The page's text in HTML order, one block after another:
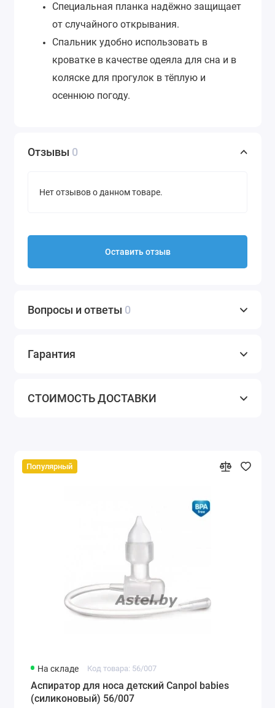
Специальная планка надёжно защищает
от случайного открывания.
Спальник удобно использовать в
кроватке в качестве одеяла для сна и в
коляске для прогулок в тёплую и
осеннюю погоду.
Отзывы 0
Нет отзывов о данном товаре.
Оставить отзыв
Вопросы и ответы 0
Гарантия
СТОИМОСТЬ ДОСТАВКИ
Популярный
На складе Код товара: 56/007
Аспиратор для носа детский Canpol babies
(силиконовый) 56/007